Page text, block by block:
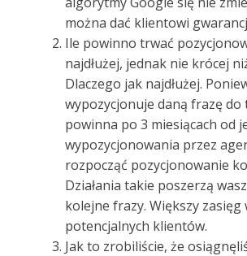
można dać klientowi
Ile powinno trwać
najdłużej, jednak nie krócej
Dlaczego jak najdłużej.
wypozycjonuje daną frazę do
powinna po 3 miesiącach od
wypozycjonowania przez
rozpocząć pozycjonowanie
Działania takie poszerzą
kolejne frazy. Większy zasięg
potencjalnych klientów.
Jak to zrobiliście, że